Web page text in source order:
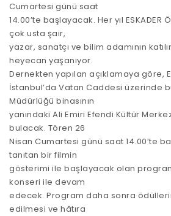
Cumartesi günü saat
14.00’te başlayacak. Her yıl ESKADER
çok usta şair,
yazar, sanatçı ve bilim adamının
heyecan yaşanıyor.
Dernekten yapılan açıklamaya göre,
İstanbul’da Vatan Caddesi üzerinde
Müdürlüğü binasının
yanındaki Ali Emiri Efendi Kültür
bulacak. Tören 26
Nisan Cumartesi günü saat 14.00’te
tanıtan bir filmin
gösterimi ile başlayacak olan program,
konseri ile devam
edecek. Program daha sonra
edilmesi ve hâtıra